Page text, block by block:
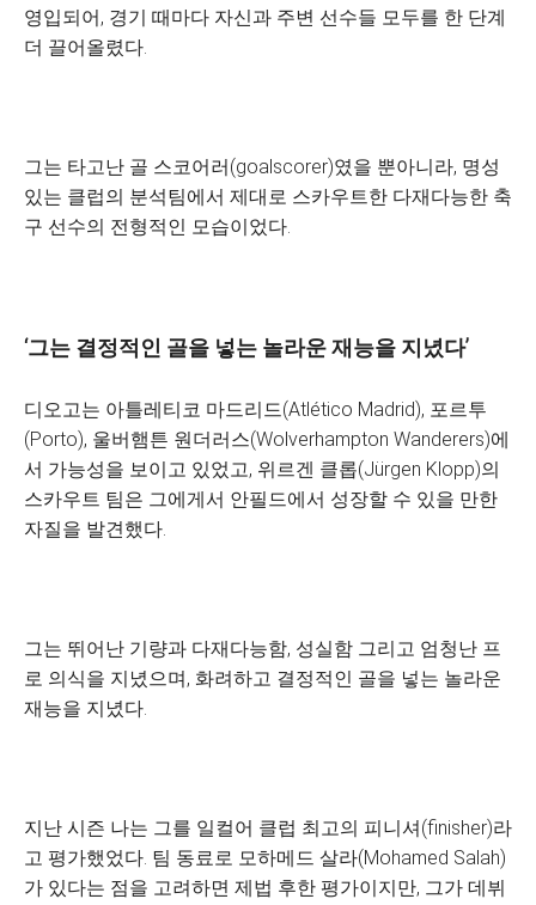
영입되어, 경기 때마다 자신과 주변 선수들 모두를 한 단계
더 끌어올렸다.
그는 타고난 골 스코어러(goalscorer)였을 뿐아니라, 명성
있는 클럽의 분석팀에서 제대로 스카우트한 다재다능한 축
구 선수의 전형적인 모습이었다.
‘그는 결정적인 골을 넣는 놀라운 재능을 지녔다’
디오고는 아틀레티코 마드리드(Atlético Madrid), 포르투
(Porto), 울버햄튼 원더러스(Wolverhampton Wanderers)에
서 가능성을 보이고 있었고, 위르겐 클롭(Jürgen Klopp)의
스카우트 팀은 그에게서 안필드에서 성장할 수 있을 만한
자질을 발견했다.
그는 뛰어난 기량과 다재다능함, 성실함 그리고 엄청난 프
로 의식을 지녔으며, 화려하고 결정적인 골을 넣는 놀라운
재능을 지녔다.
지난 시즌 나는 그를 일컬어 클럽 최고의 피니셔(finisher)라
고 평가했었다. 팀 동료로 모하메드 살라(Mohamed Salah)
가 있다는 점을 고려하면 제법 후한 평가이지만, 그가 데뷔